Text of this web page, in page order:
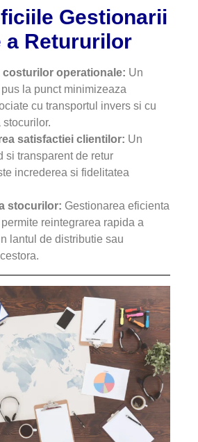
Gestionarii
a Retururilor
costurilor operationale: Un
la punct minimizeaza
cu transportul invers si cu
satisfactiei clientilor: Un
si transparent de retur
increderea si fidelitatea
stocurilor: Gestionarea eficienta
reintegrarea rapida a
lantul de distributie sau